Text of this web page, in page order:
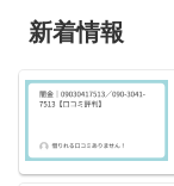
新着情報